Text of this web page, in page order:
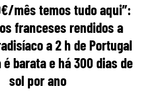
mês temos tudo aqui”:
franceses rendidos a
a 2 h de Portugal
barata e há 300 dias de
sol por ano